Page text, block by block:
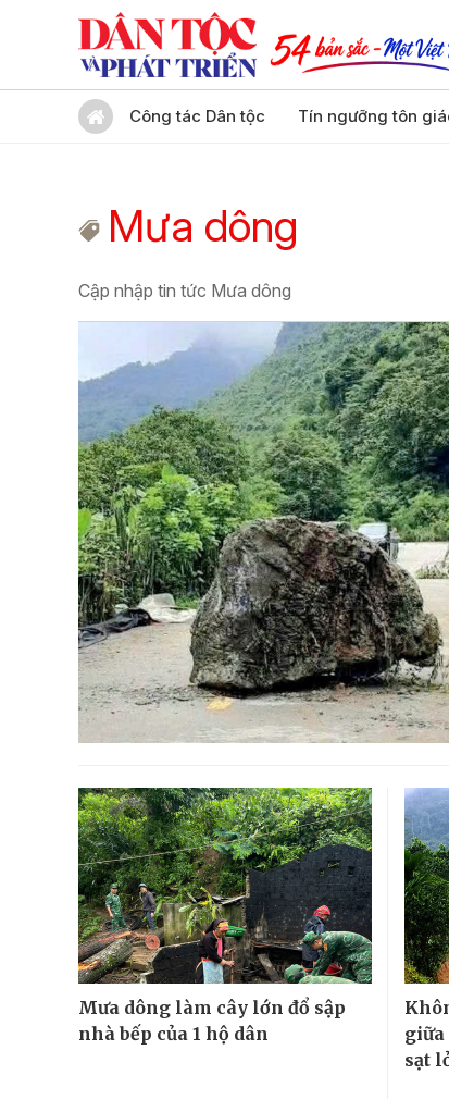
Công tác Dân tộc Tín ngưỡng tôn
Mưa dông
Cập nhập tin tức Mưa dông
Mưa dông làm cây lớn đổ sập
nhà bếp của 1 hộ dân
giữa
sạt